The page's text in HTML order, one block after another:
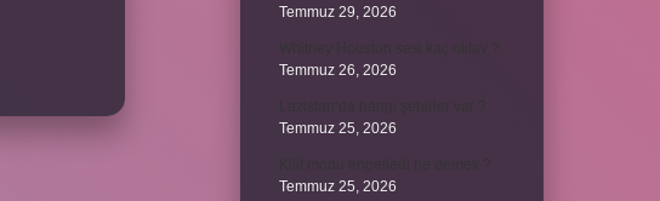
Temmuz 29, 2026
Temmuz 26, 2026
Temmuz 25, 2026
Temmuz 25, 2026